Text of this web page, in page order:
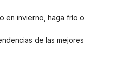
en invierno, haga frío o
de las mejores